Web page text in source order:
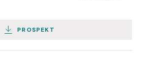
PROSPEKT